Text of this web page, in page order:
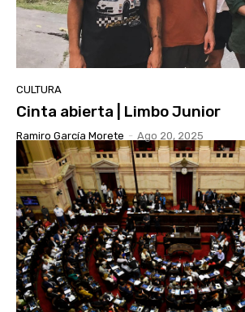
CULTURA
Cinta abierta | Limbo Junior
Ramiro García Morete - Ago 20, 2025